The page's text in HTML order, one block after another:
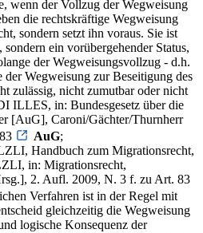
wenn der Vollzug der Wegweisung
die rechtskräftige Wegweisung
sondern setzt ihn voraus. Sie ist
ein vorübergehender Status,
der Wegweisungsvollzug - d.h.
der Wegweisung zur Beseitigung des
zulässig, nicht zumutbar oder nicht
ILLES, in: Bundesgesetz über die
[AuG], Caroni/Gächter/Thurnherr
AuG;
Handbuch zum Migrationsrecht,
in: Migrationsrecht,
2. Aufl. 2009, N. 3 f. zu Art. 83
Verfahren ist in der Regel mit
gleichzeitig die Wegweisung
logische Konsequenz der